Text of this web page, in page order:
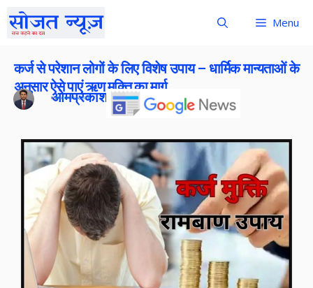
Menu
कर्ज से परेशान लोगों के लिए विशेष उपाय – धार्मिक मान्यताओं के
अनुसार ऐसे पाएं ऋण मुक्ति का मार्ग
ओमप्रकाश बोराना
Publish On: 1 May 2026